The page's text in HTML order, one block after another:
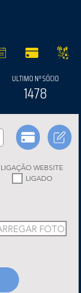
ULTIMO Nº SÓCIO
1478
LIGAÇÃO WEBSITE
LIGADO
FOTO